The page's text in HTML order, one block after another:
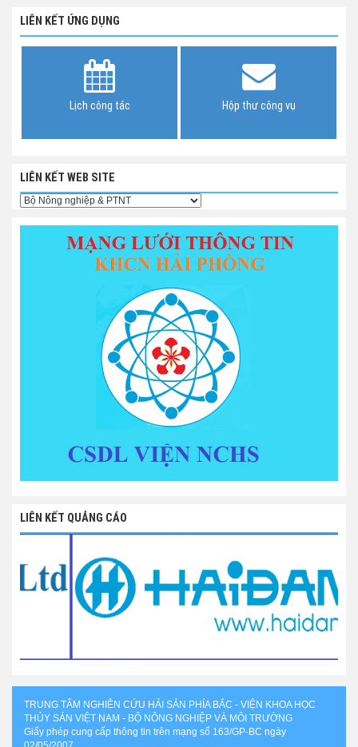
LIÊN KẾT ỨNG DỤNG
Lịch công tác Hộp thư công vụ
LIÊN KẾT WEB SITE
LIÊN KẾT QUẢNG CÁO
TRUNG TÂM NGHIÊN CỨU HẢI SẢN PHÍA BẮC - VIỆN KHOA HỌC
THỦY SẢN VIỆT NAM - BỘ NÔNG NGHIỆP VÀ MÔI TRƯỜNG
Giấy phép cung cấp thông tin trên mạng số 163/GP-BC ngày